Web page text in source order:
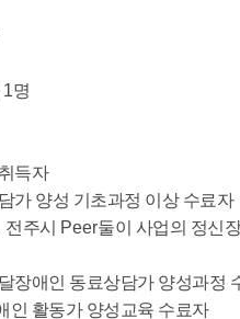
1명
득자
가 양성 기초과정 이상 수료자
전주시 Peer둘이 사업의 정신
장애인 동료상담가 양성과정
인 활동가 양성교육 수료자